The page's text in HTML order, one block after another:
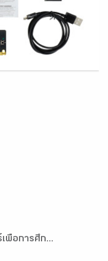
เพื่อการศึก...